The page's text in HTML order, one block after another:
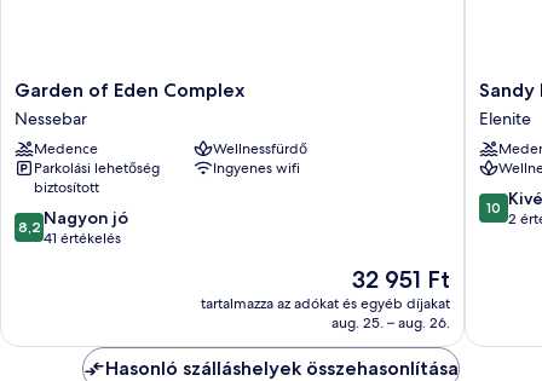
Garden
of
Eden
Complex
Nessebar
Garden of Eden Complex
Nessebar
Medence
Wellnessfürdő
Parkolási lehetőség
biztosított
Ingyenes wifi
8.2
ennyiből:
értékelés
8,2 Nagyon jó
41 értékelés
Az
32 951 Ft
32 951 Ft
tartalmazza az adókat és egyéb díjakat
aug. 25. – aug. 26.
Sandy
bay
hotel
Elenite
Elenite
10.0
10
2
Hasonló szálláshelyek összehasonlítása